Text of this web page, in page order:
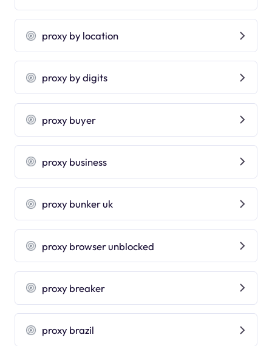
proxy by location
proxy by digits
proxy buyer
proxy business
proxy bunker uk
proxy browser unblocked
proxy breaker
proxy brazil